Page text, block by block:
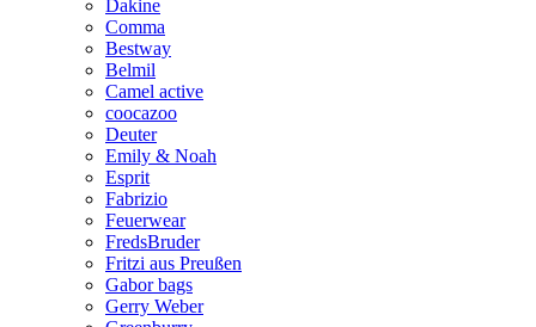
Dakine
Comma
Bestway
Belmil
Camel active
coocazoo
Deuter
Emily & Noah
Esprit
Fabrizio
Feuerwear
FredsBruder
Fritzi aus Preußen
Gabor bags
Gerry Weber